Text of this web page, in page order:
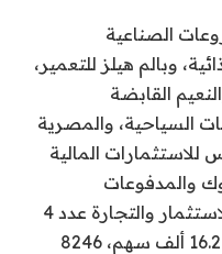
الصناعية
وبالم هيلز للتعمير،
القابضة
السياحية، والمصرية
للاستثمارات المالية
والمدفوعات
الإلكترونية، والمصرية الكويتية للاستثمار والتجارة عدد 4
ملايين سهم، 1.025 مليون سهم، 16.2 ألف سهم، 8246